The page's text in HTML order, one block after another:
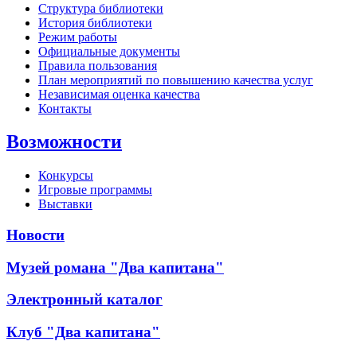
Структура библиотеки
История библиотеки
Режим работы
Официальные документы
Правила пользования
План мероприятий по повышению качества услуг
Независимая оценка качества
Контакты
Возможности
Конкурсы
Игровые программы
Выставки
Новости
Музей романа "Два капитана"
Электронный каталог
Клуб "Два капитана"